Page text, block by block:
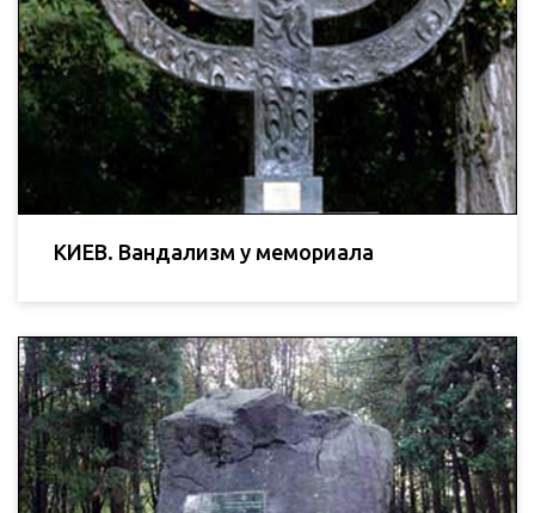
КИЕВ. Вандализм у мемориала